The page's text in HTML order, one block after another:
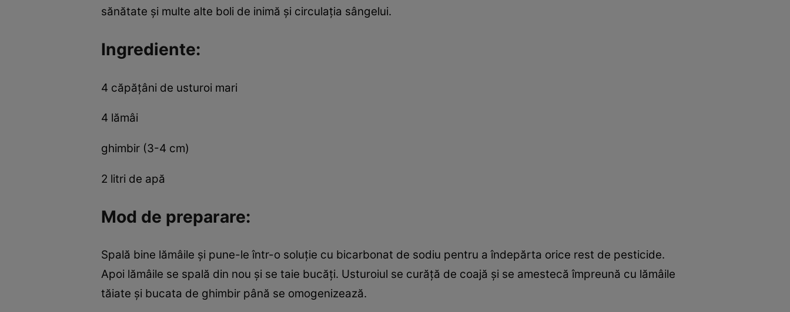
sănătate şi multe alte boli de inimă şi circulaţia sângelui.
Ingrediente:
4 căpăţâni de usturoi mari
4 lămâi
ghimbir (3-4 cm)
2 litri de apă
Mod de preparare:
Spală bine lămâile şi pune-le într-o soluţie cu bicarbonat de sodiu pentru a îndepărta orice rest de pesticide.
Apoi lămâile se spală din nou şi se taie bucăţi. Usturoiul se curăţă de coajă şi se amestecă împreună cu lămâile
tăiate şi bucata de ghimbir până se omogenizează.